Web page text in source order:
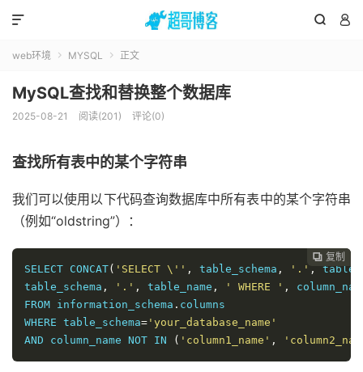
 

web环境  MYSQL  正文
MySQL查找和替换整个数据库
2025-08-21 阅读(201) 评论(0)
查找所有表中的某个字符串
我们可以使用以下代码查询数据库中所有表中的某个字符串
（例如“oldstring”）：
 复制
SELECT CONCAT( 'SELECT \'' , table_schema , '.' ,
table_schema , '.' , table_name , ' WHERE ' ,
FROM information_schema . columns
WHERE table_schema= 'your_database_name'
AND column_name NOT IN
( 'column1_name' ,